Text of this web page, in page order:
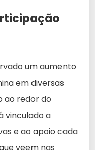
um aumento
em diversas
ao redor do
vinculado a
e ao apoio cada